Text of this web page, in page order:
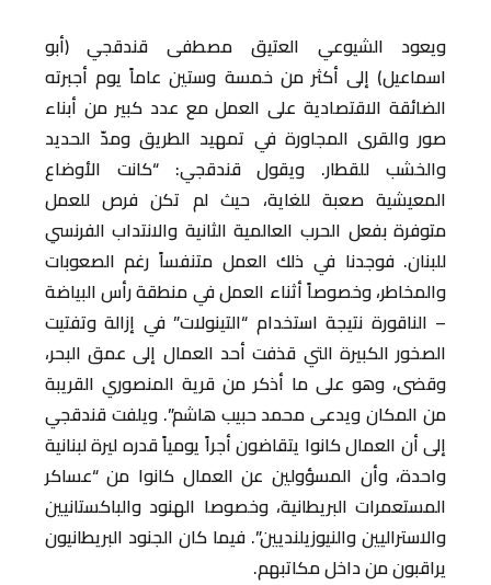
ويعود الشيوعي العتيق مصطفى قندقجي (أبو
اسماعيل) إلى أكثر من خمسة وستين عاماً يوم أجبرته
الضائقة الاقتصادية على العمل مع عدد كبير من أبناء
صور والقرى المجاورة في تمهيد الطريق ومدّ الحديد
والخشب للقطار. ويقول قندقجي: “كانت الأوضاع
المعيشية صعبة للغاية، حيث لم تكن فرص للعمل
متوفرة بفعل الحرب العالمية الثانية والانتداب الفرنسي
للبنان. فوجدنا في ذلك العمل متنفساً رغم الصعوبات
والمخاطر، وخصوصاً أثناء العمل في منطقة رأس البياضة
– الناقورة نتيجة استخدام “التينولات” في إزالة وتفتيت
الصخور الكبيرة التي قذفت أحد العمال إلى عمق البحر،
وقضى، وهو على ما أذكر من قرية المنصوري القريبة
من المكان ويدعى محمد حبيب هاشم”. ويلفت قندقجي
إلى أن العمال كانوا يتقاضون أجراً يومياً قدره ليرة لبنانية
واحدة، وأن المسؤولين عن العمال كانوا من “عساكر
المستعمرات البريطانية، وخصوصا الهنود والباكستانيين
والاستراليين والنيوزيلنديين”. فيما كان الجنود البريطانيون
يراقبون من داخل مكاتبهم.